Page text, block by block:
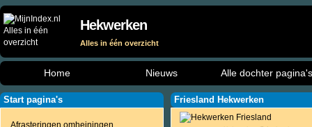
Hekwerken
Alles in één overzicht
Home Nieuws Alle dochter pagina's
Start pagina's
Afrasteringen omheiningen
Friesland Hekwerken